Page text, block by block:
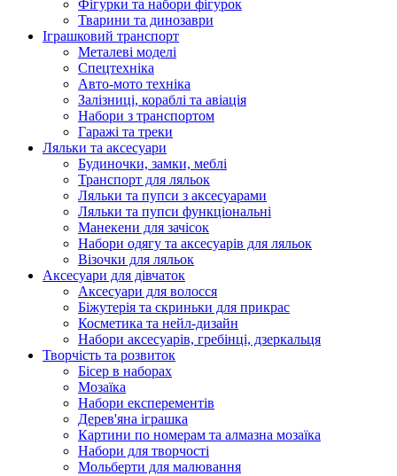
Фігурки та набори фігурок
Тварини та динозаври
Іграшковий транспорт
Металеві моделі
Спецтехніка
Авто-мото техніка
Залізниці, кораблі та авіація
Набори з транспортом
Гаражі та треки
Ляльки та аксесуари
Будиночки, замки, меблі
Транспорт для ляльок
Ляльки та пупси з аксесуарами
Ляльки та пупси функціональні
Манекени для зачісок
Набори одягу та аксесуарів для ляльок
Візочки для ляльок
Аксесуари для дівчаток
Аксесуари для волосся
Біжутерія та скриньки для прикрас
Косметика та нейл-дизайн
Набори аксесуарів, гребінці, дзеркальця
Творчість та розвиток
Бісер в наборах
Мозаїка
Набори експерементів
Дерев'яна іграшка
Картини по номерам та алмазна мозаїка
Набори для творчості
Мольберти для малювання